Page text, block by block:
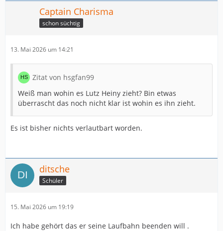
Captain Charisma
schon süchtig
13. Mai 2026 um 14:21
Zitat von hsgfan99
Weiß man wohin es Lutz Heiny zieht? Bin etwas
überrascht das noch nicht klar ist wohin es ihn zieht.
Es ist bisher nichts verlautbart worden.
ditsche
Schüler
15. Mai 2026 um 19:19
Ich habe gehört das er seine Laufbahn beenden will .